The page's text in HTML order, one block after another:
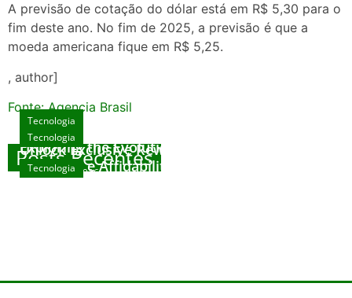
A previsão de cotação do dólar está em R$ 5,30 para o
fim deste ano. No fim de 2025, a previsão é que a
moeda americana fique em R$ 5,25.
, author]
Fonte: Agencia Brasil
Posts Recentes
Tecnologia
Exploring the Evolution of Online Slot Games
agosto 7, 2026
Tecnologia
Unlock Exclusive Rewards at The Big Dog
House
Tecnologia
Sicurezza e Affidabilità di Mr Nulls Wicked
Wares
Tecnologia